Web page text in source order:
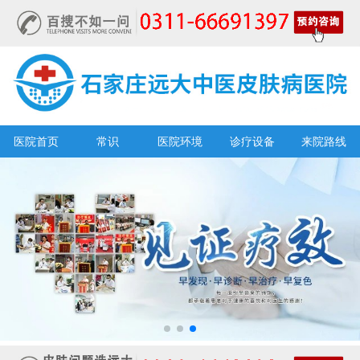
医院首页 常识 医院环境 诊疗设备 来院路线